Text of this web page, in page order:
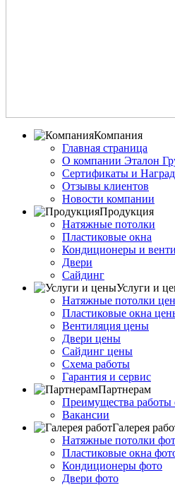
Компания
Главная страница
О компании Эталон
Сертификаты и
Отзывы клиентов
Новости компании
Продукция
Натяжные потолки
Пластиковые окна
Кондиционеры и
Двери
Сайдинг
Услуги и
Натяжные потолки
Пластиковые окна
Вентиляция цены
Двери цены
Сайдинг цены
Схема работы
Гарантия и сервис
Партнерам
Преимущества работы
Вакансии
Галерея
Натяжные потолки
Пластиковые окна
Кондиционеры фото
Двери фото